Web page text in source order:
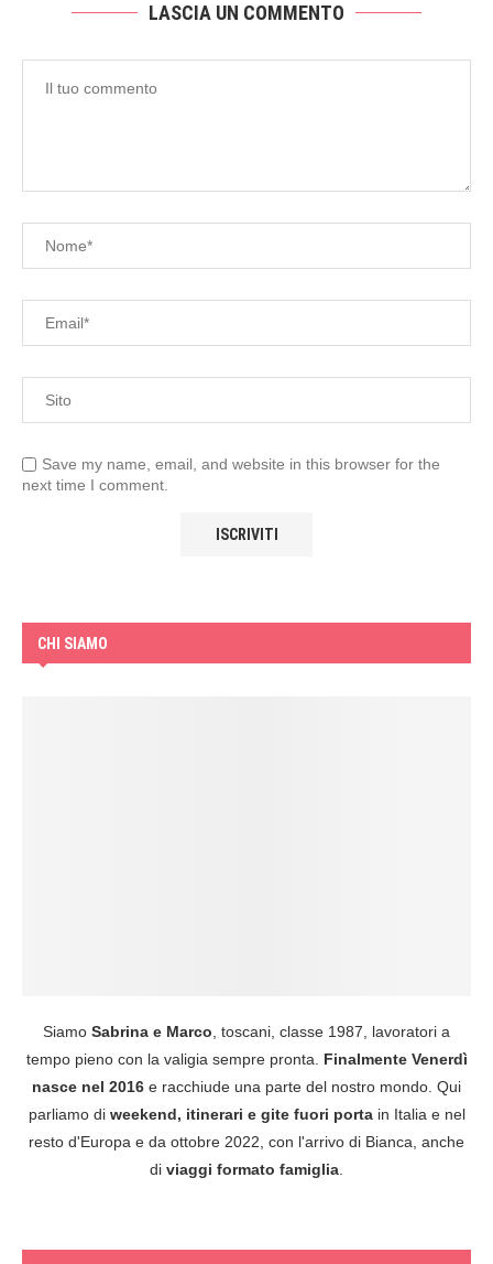
LASCIA UN COMMENTO
Save my name, email, and website in this browser for the
next time I comment.
CHI SIAMO
Siamo Sabrina e Marco, toscani, classe 1987, lavoratori a
tempo pieno con la valigia sempre pronta. Finalmente Venerdì
nasce nel 2016 e racchiude una parte del nostro mondo. Qui
parliamo di weekend, itinerari e gite fuori portain Italia e nel
resto d'Europa e da ottobre 2022, con l'arrivo di Bianca, anche
di viaggi formato famiglia.